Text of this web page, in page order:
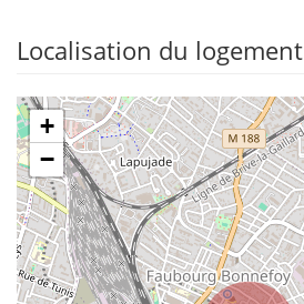
Localisation du logement
+
−